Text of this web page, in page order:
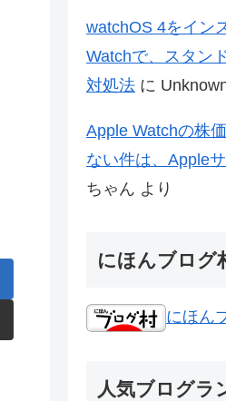
watchOS 4をイン
Watchで、スタン
対処法 に
Apple Watchの株
ない件は、Apple
ちゃん より
にほんブログ
にほん
人気ブログラ